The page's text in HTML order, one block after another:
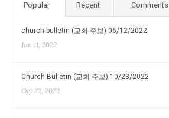
Popular Recent Comments
church bulletin (교회 주보) 06/12/2022
Jun 11, 2022
Church Bulletin (교회 주보) 10/23/2022
Oct 22, 2022